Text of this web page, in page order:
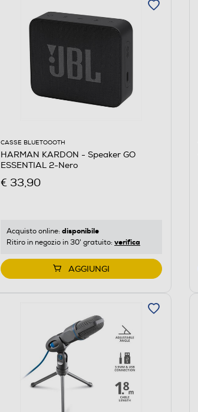
CASSE BLUETOOOTH
HARMAN KARDON - Speaker GO
ESSENTIAL 2-Nero
€ 33,90
Acquisto online: disponibile
Ritiro in negozio in 30' gratuito: verifica
AGGIUNGI